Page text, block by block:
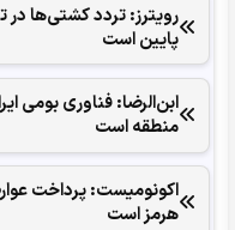
رویترز: تردد کشتی‌ها
پایین است
ابن‌الرضا: فناوری بومی
منطقه است
اکونومیست: پرداخت
هرمز است